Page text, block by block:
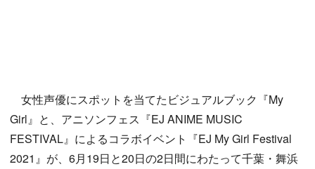
女性声優にスポットを当てたビジュアルブック『My
Girl』と、アニソンフェス『EJ ANIME MUSIC
FESTIVAL』によるコラボイベント『EJ My Girl Festival
2021』が、6月19日と20日の2日間にわたって千葉・舞浜